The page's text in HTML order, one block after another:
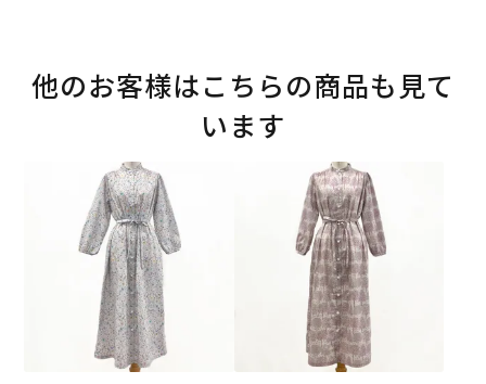
他のお客様はこちらの商品も見て
います